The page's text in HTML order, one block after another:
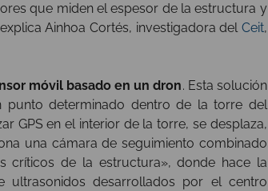
que miden el espesor de la estructura y
Ainhoa Cortés, investigadora del Ceit,
móvil basado en un dron. Esta solución
determinado dentro de la torre del
GPS en el interior de la torre, se desplaza,
una cámara de seguimiento combinado
críticos de la estructura», donde hace la
ultrasonidos desarrollados por el centro